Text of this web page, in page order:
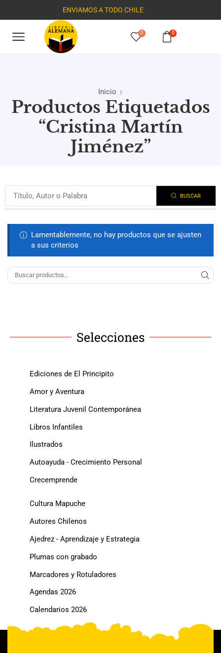
ENVIAMOS A TODO CHILE
0 0
Inicio
Productos Etiquetados
“Cristina Martín
Jiménez”
BUSCAR
Lamentablemente, no hay productos que se ajusten
a sus criterios
Selecciones
Ediciones de El Principito
Amor y Aventura
Literatura Juvenil Contemporánea
Libros Infantiles
Ilustrados
Autoayuda - Crecimiento Personal
Crecemprende
Cultura Mapuche
Autores Chilenos
Ajedrez - Aprendizaje y Estrategia
Plumas con grabado
Marcadores y Rotuladores
Agendas 2026
Calendarios 2026